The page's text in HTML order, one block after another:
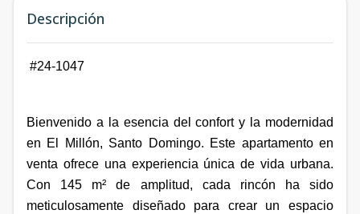
Descripción
#24-1047
Bienvenido a la esencia del confort y la modernidad
en El Millón, Santo Domingo. Este apartamento en
venta ofrece una experiencia única de vida urbana.
Con 145 m² de amplitud, cada rincón ha sido
meticulosamente diseñado para crear un espacio